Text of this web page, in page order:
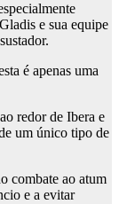
e sua equipe
é apenas uma
redor de Ibera e
um único tipo de
combate ao atum
e a evitar